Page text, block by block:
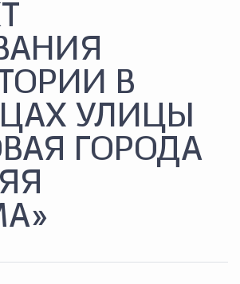
В
УЛИЦЫ
ГОРОДА